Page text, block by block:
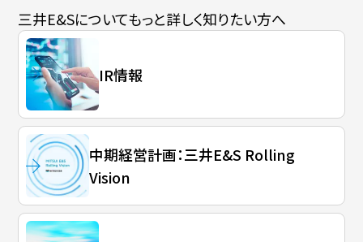
三井E&Sについてもっと詳しく知りたい方へ
IR情報
中期経営計画：三井E&S Rolling
Vision